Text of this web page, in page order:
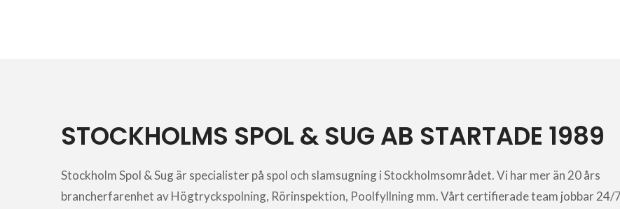
STOCKHOLMS SPOL & SUG AB STARTADE 1989
Stockholm Spol & Sug är specialister på spol och slamsugning i Stockholmsområdet. Vi har mer än 20 års
brancherfarenhet av Högtryckspolning, Rörinspektion, Poolfyllning mm. Vårt certifierade team jobbar 24/